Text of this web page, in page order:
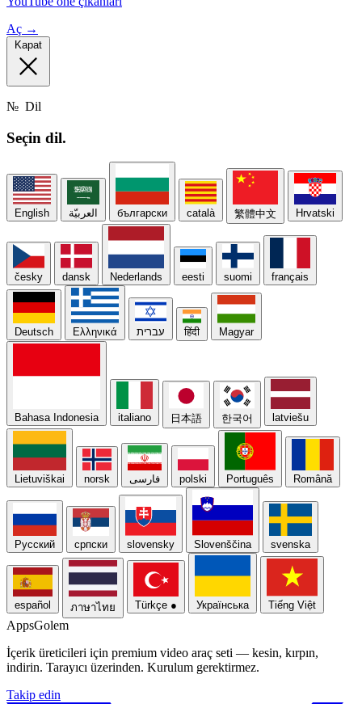
Aç →
Kapat
№ Dil
Seçin dil.
English العربيّة български català 繁體中文 Hrvatski
česky dansk Nederlands eesti suomi français
Deutsch Ελληνικά עברית हिंदी Magyar
Bahasa Indonesia italiano 日本語 한국어 latviešu
Lietuviškai norsk فارسی polski Português Română
Русский српски slovensky Slovenščina svenska
español ภาษาไทย Türkçe ● Українська Tiếng Việt
AppsGolem
İçerik üreticileri için premium video araç seti — kesin, kırpın,
indirin. Tarayıcı üzerinden. Kurulum gerektirmez.
Takip edin